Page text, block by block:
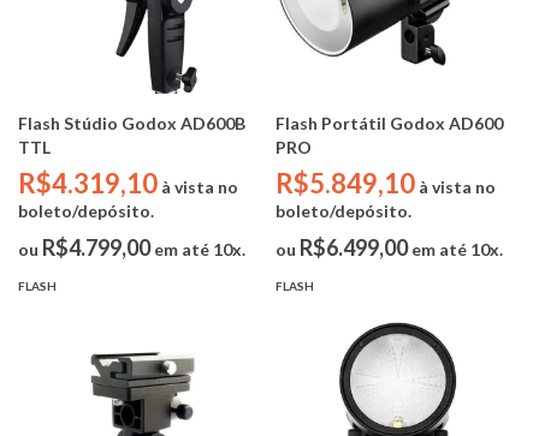
Flash Stúdio Godox AD600B
TTL
R$4.319,10 à vista no
boleto/depósito.
ou R$4.799,00em até 10x.
FLASH
Flash Portátil Godox AD600
PRO
R$5.849,10 à vista no
boleto/depósito.
ou R$6.499,00em até 10x.
FLASH